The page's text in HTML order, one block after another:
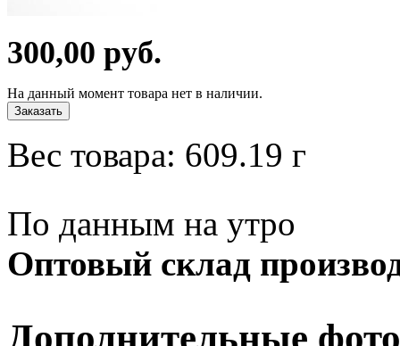
300,00 руб.
На данный момент товара нет в наличии.
Заказать
Вес товара: 609.19 г
По данным на утро
Оптовый склад
Дополнительные